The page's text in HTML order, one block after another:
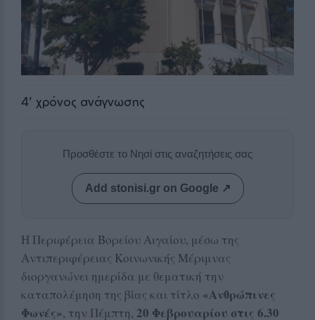
4' χρόνος ανάγνωσης
Προσθέστε το Νησί στις αναζητήσεις σας
Add stonisi.gr on Google ↗
Η Περιφέρεια Βορείου Αιγαίου, μέσω της
Αντιπεριφέρειας Κοινωνικής Μέριμνας
διοργανώνει ημερίδα με θεματική την
καταπολέμηση της βίας και τίτλο «Ανθρώπινες
Φωνές», την Πέμπτη, 20 Φεβρουαρίου στις 6.30